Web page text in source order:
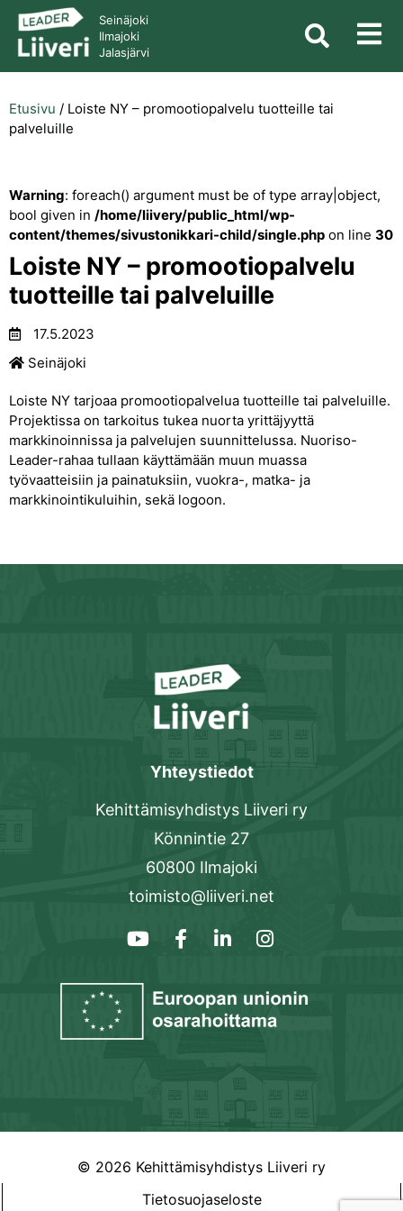
Seinäjoki
Ilmajoki
Jalasjärvi
Etusivu / Loiste NY – promootiopalvelu tuotteille tai
palveluille
Warning: foreach() argument must be of type array|object,
bool given in /home/liivery/public_html/wp-
content/themes/sivustonikkari-child/single.php on line 30
Loiste NY – promootiopalvelu
tuotteille tai palveluille
17.5.2023
Seinäjoki
Loiste NY tarjoaa promootiopalvelua tuotteille tai palveluille.
Projektissa on tarkoitus tukea nuorta yrittäjyyttä
markkinoinnissa ja palvelujen suunnittelussa. Nuoriso-
Leader-rahaa tullaan käyttämään muun muassa
työvaatteisiin ja painatuksiin, vuokra-, matka- ja
markkinointikuluihin, sekä logoon.
Yhteystiedot
Kehittämisyhdistys Liiveri ry
Könnintie 27
60800 Ilmajoki
toimisto@liiveri.net
© 2026 Kehittämisyhdistys Liiveri ry
Tietosuojaseloste